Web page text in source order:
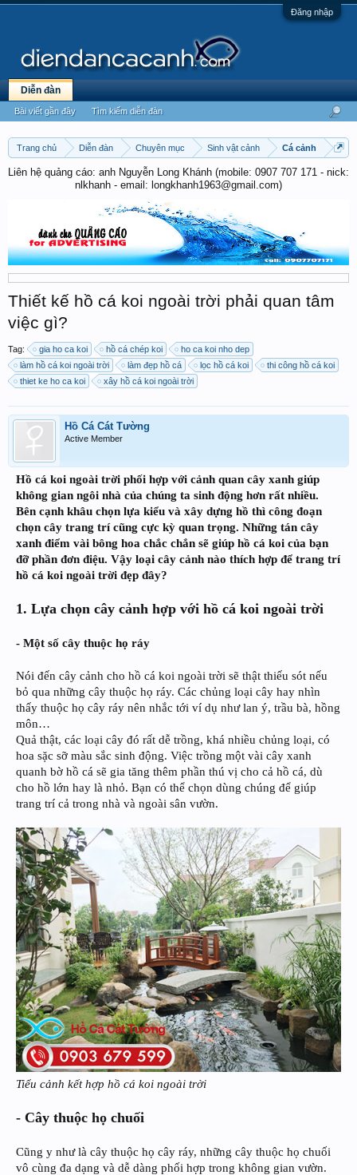
Đăng nhập
Trang chủ Diễn đàn Chuyên mục Sinh vật cảnh Cá cảnh
Liên hệ quảng cáo: anh Nguyễn Long Khánh (mobile: 0907 707 171 - nick:
nlkhanh - email: longkhanh1963@gmail.com)
Thiết kế hồ cá koi ngoài trời phải quan tâm
việc gì?
Tag: gia ho ca koi hồ cá chép koi
ho ca koi nho dep
làm hồ cá koi ngoài trời
làm đẹp hồ cá lọc hồ cá koi
thi công hồ cá koi
thiet ke ho ca koi
xây hồ cá koi ngoài trời
Hồ Cá Cát Tường
Active Member
Hồ cá koi ngoài trời phối hợp với cảnh quan cây xanh giúp
không gian ngôi nhà của chúng ta sinh động hơn rất nhiều.
Bên cạnh khâu chọn lựa kiểu và xây dựng hồ thì công đoạn
chọn cây trang trí cũng cực kỳ quan trọng. Những tán cây
xanh điểm vài bông hoa chắc chắn sẽ giúp hồ cá koi của bạn
đỡ phần đơn điệu. Vậy loại cây cảnh nào thích hợp để trang trí
hồ cá koi ngoài trời đẹp đây?
1. Lựa chọn cây cảnh hợp với hồ cá koi ngoài trời
- Một số cây thuộc họ ráy
Nói đến cây cảnh cho hồ cá koi ngoài trời sẽ thật thiếu sót nếu
bỏ qua những cây thuộc họ ráy. Các chủng loại cây hay nhìn
thấy thuộc họ cây ráy nên nhắc tới ví dụ như lan ý, trầu bà, hồng
môn…
Quả thật, các loại cây đó rất dễ trồng, khá nhiều chủng loại, có
hoa sặc sỡ màu sắc sinh động. Việc trồng một vài cây xanh
quanh bờ hồ cá sẽ gia tăng thêm phần thú vị cho cả hồ cá, dù
cho hồ lớn hay là nhỏ. Bạn có thể chọn dùng chúng để giúp
trang trí cả trong nhà và ngoài sân vườn.
Tiểu cảnh kết hợp hồ cá koi ngoài trời
- Cây thuộc họ chuối
Cũng y như là cây thuộc họ cây ráy, những cây thuộc họ chuối
vô cùng đa dạng và dễ dàng phối hợp trong không gian vườn.
Diễn đàn
Bài viết gần đây Tìm kiếm diễn đàn